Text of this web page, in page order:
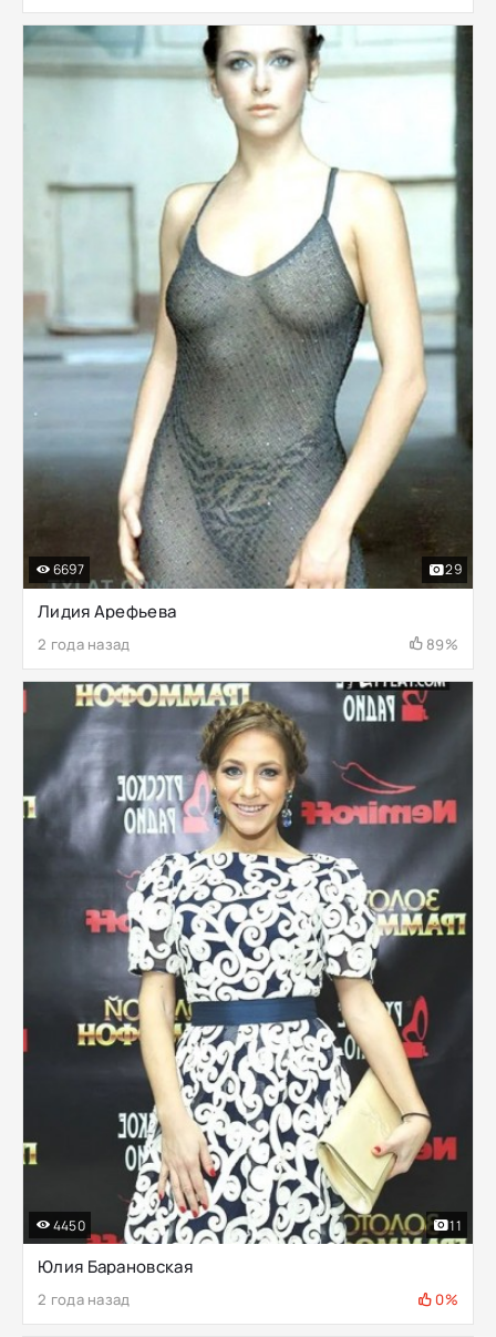
Лидия Арефьева
2 года назад 89%
6697 29
Юлия Барановская
2 года назад 0%
4450 11